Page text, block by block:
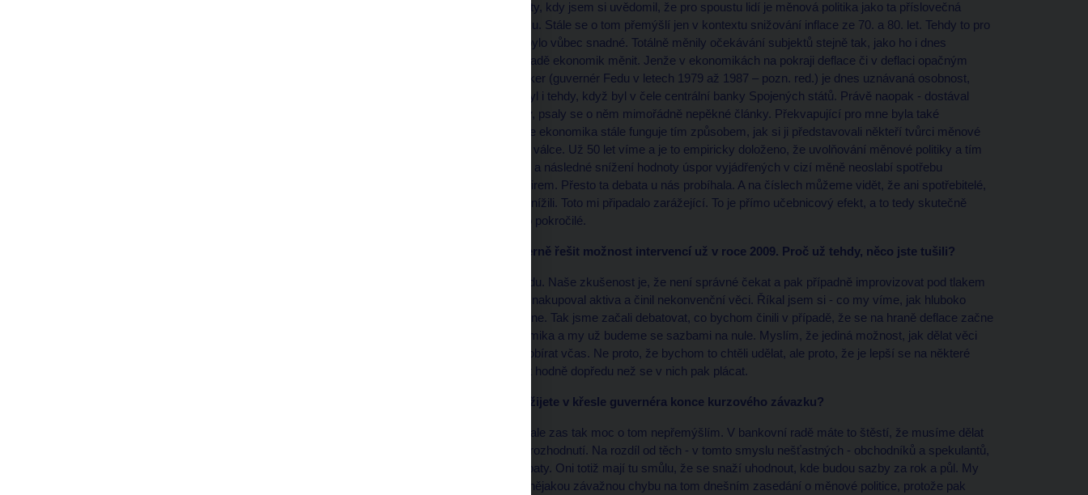
přivedl celý ten tok debaty, kdy jsem si uvědomil, že pro spoustu lidí je měnová politika jako ta příslovečná
příprava na minulou válku. Stále se o tom přemýšlí jen v kontextu snižování inflace ze 70. a 80. let. Tehdy to pro
centrální banky také nebylo vůbec snadné. Totálně měnily očekávání subjektů stejně tak, jako ho i dnes
centrální banky musí v řadě ekonomik měnit. Jenže v ekonomikách na pokraji deflace či v deflaci opačným
směrem. A že Paul Volcker (guvernér Fedu v letech 1979 až 1987 – pozn. red.) je dnes uznávaná osobnost,
vůbec neznamená, že byl i tehdy, když byl v čele centrální banky Spojených států. Právě naopak - dostával
šílené nenávistné dopisy, psaly se o něm mimořádně nepěkné články. Překvapující pro mne byla také
všeobecná představa, že ekonomika stále funguje tím způsobem, jak si ji představovali někteří tvůrci měnové
politiky po první světové válce. Už 50 let víme a je to empiricky doloženo, že uvolňování měnové politiky a tím
vyvolané oslabení měny a následné snížení hodnoty úspor vyjádřených v cizí měně neoslabí spotřebu
domácností a investice firem. Přesto ta debata u nás probíhala. A na číslech můžeme vidět, že ani spotřebitelé,
ani firmy své výdaje nesnížili. Toto mi připadalo zarážející. To je přímo učebnicový efekt, a to tedy skutečně
nemluvím o učebnici pro pokročilé.
HN: Vy jste začali interně řešit možnost intervencí už v roce 2009. Proč už tehdy, něco jste tušili?
Snažíme se dívat dopředu. Naše zkušenost je, že není správné čekat a pak případně improvizovat pod tlakem
okolností. Fed v té době nakupoval aktiva a činil nekonvenční věci. Říkal jsem si - co my víme, jak hluboko
světová ekonomika klesne. Tak jsme začali debatovat, co bychom činili v případě, že se na hraně deflace začne
pohybovat česká ekonomika a my už budeme se sazbami na nule. Myslím, že jediná možnost, jak dělat věci
správně, je začít si je probírat včas. Ne proto, že bychom to chtěli udělat, ale proto, že je lepší se na některé
nepříjemné věci připravit hodně dopředu než se v nich pak plácat.
HN: Myslíte, že se dožijete v křesle guvernéra konce kurzového závazku?
Možná vás to překvapí, ale zas tak moc o tom nepřemýšlím. V bankovní radě máte to štěstí, že musíme dělat
hlavně to bezprostřední rozhodnutí. Na rozdíl od těch - v tomto smyslu nešťastných - obchodníků a spekulantů,
kteří k nám chodí na debaty. Oni totiž mají tu smůlu, že se snaží uhodnout, kde budou sazby za rok a půl. My
hlavně nesmíme udělat nějakou závažnou chybu na tom dnešním zasedání o měnové politice, protože pak